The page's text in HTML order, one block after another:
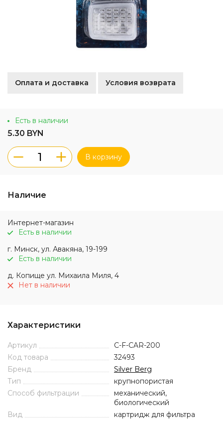
Оплата и доставка Условия возврата
Есть в наличии
5.30 BYN
В корзину
Наличие
Интернет-магазин
Есть в наличии
г. Минск, ул. Авакяна, 19-199
Есть в наличии
д. Копище ул. Михаила Миля, 4
Нет в наличии
Характеристики
Артикул
С-F-CAR-200
Код товара
32493
Бренд
Silver Berg
Тип
крупнопористая
Способ фильтрации
механический,
биологический
Вид
картридж для фильтра